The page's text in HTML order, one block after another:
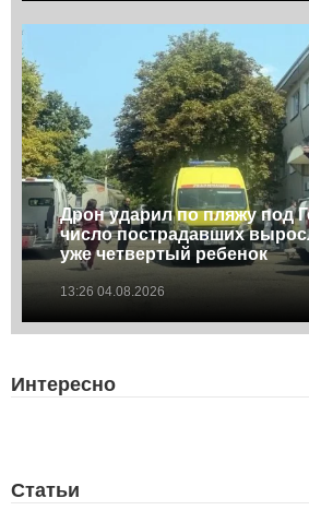
Дрон ударил по пляжу под
число пострадавших
уже четвертый ребенок
13:26 04.08.2026
Интересно
Статьи